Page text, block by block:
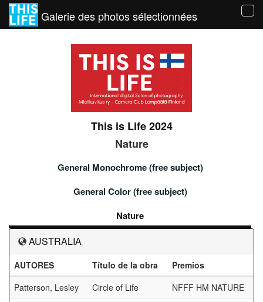
Galerie des photos sélectionnées
This is Life 2024
Nature
General Monochrome (free subject)
General Color (free subject)
Nature
AUSTRALIA
AUTORES Título de la obra
Premios
Patterson, Lesley
Circle of Life
NFFF HM NATURE